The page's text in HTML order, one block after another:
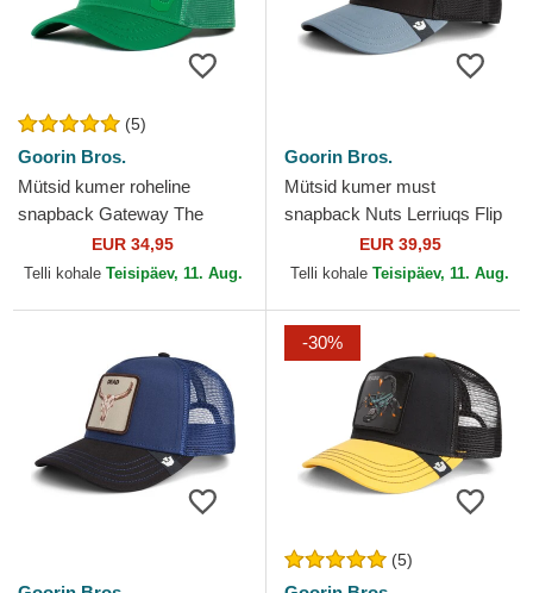
(5)
Goorin Bros.
Mütsid kumer roheline
snapback Gateway The
Farm Goorin Bros.
EUR 34,95
Telli kohale Teisipäev, 11. Aug.
Goorin Bros.
Mütsid kumer must
snapback Nuts Lerriuqs Flip
Side 2 The Farm Goorin
Bros.
EUR 39,95
Telli kohale Teisipäev, 11. Aug.
-30%
(5)